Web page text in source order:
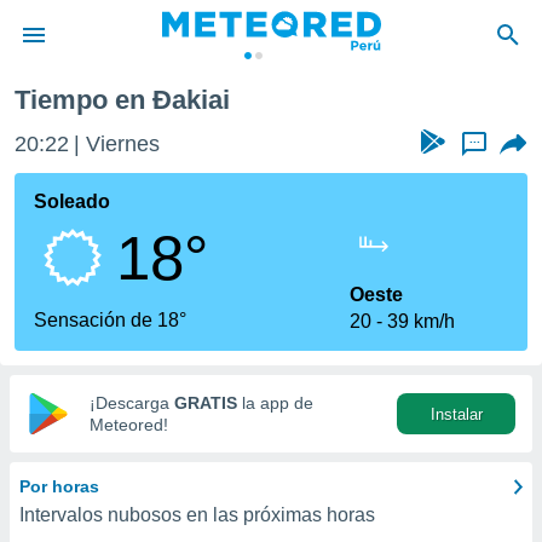
de
ha sido
calidad.
a este
las
y
digital
basada
Tiempo en Ðakiai
20:23 Viernes ...
Soleado
18°
Sensación de 18°
Oeste
20
39 km/h
¡Descarga GRATIS la app de
Meteored!
Instalar
Por horas
Intervalos nubosos en las próximas horas